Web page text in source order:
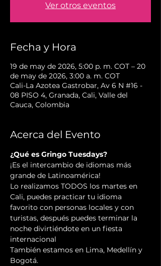
Ver otros eventos
Fecha y Hora
19 de may de 2026, 5:00 p. m. COT – 20
de may de 2026, 3:00 a. m. COT
Cali-La Azotea Gastrobar, Av 6 N #16 -
08 PISO 4, Granada, Cali, Valle del
Cauca, Colombia
Acerca del Evento
¿Qué es Gringo Tuesdays?
¡Es el intercambio de idiomas más
grande de Latinoamérica!
Lo realizamos TODOS los martes en
Cali, puedes practicar tu idioma
favorito con personas locales y con
turistas, después puedes terminar la
noche divirtiéndote en un fiesta
internacional
También estamos en Lima, Medellín y
Bogotá.